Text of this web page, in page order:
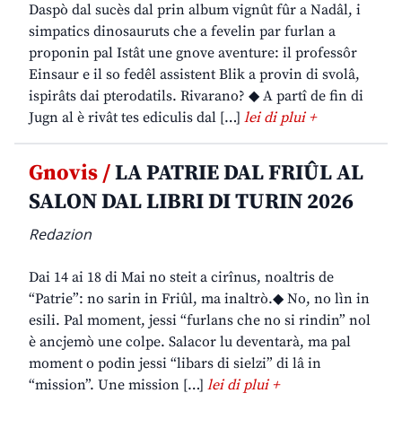
Daspò dal sucès dal prin album vignût fûr a Nadâl, i
simpatics dinosauruts che a fevelin par furlan a
proponin pal Istât une gnove aventure: il professôr
Einsaur e il so fedêl assistent Blik a provin di svolâ,
ispirâts dai pterodatils. Rivarano? ◆ A partî de fin di
Jugn al è rivât tes ediculis dal […] lei di plui +
Gnovis /LA PATRIE DAL FRIÛL AL
SALON DAL LIBRI DI TURIN 2026
Redazion
Dai 14 ai 18 di Mai no steit a cirînus, noaltris de
“Patrie”: no sarin in Friûl, ma inaltrò.◆ No, no lìn in
esili. Pal moment, jessi “furlans che no si rindin” nol
è ancjemò une colpe. Salacor lu deventarà, ma pal
moment o podin jessi “libars di sielzi” di lâ in
“mission”. Une mission […] lei di plui +